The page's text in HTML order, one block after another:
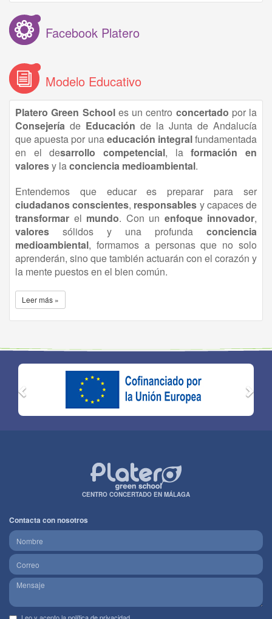
Facebook Platero
Modelo Educativo
Platero Green Schooles un centro concertado por la
Consejería de Educación de la Junta de Andalucía
que apuesta por unaeducación integralfundamentada
en el desarrollo competencial, laformación en
valoresy laconciencia medioambiental.
Entendemos que educar es preparar para ser
ciudadanos conscientes, responsables y capaces de
transformar el mundo. Con un enfoque innovador,
valores sólidos y una profunda conciencia
medioambiental, formamos a personas que no solo
aprenderán, sino que también actuarán con el corazón y
la mente puestos en el bien común.
Leer más »
CENTRO CONCERTADO EN MÁLAGA
Contacta con nosotros